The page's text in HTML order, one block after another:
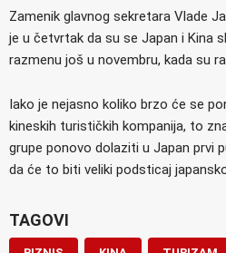
Zamenik glavnog sekretara Vlade
je u četvrtak da su se Japan i Kina
razmenu još u novembru, kada su
Iako je nejasno koliko brzo će se
kineskih turističkih kompanija, to
grupe ponovo dolaziti u Japan prvi
da će to biti veliki podsticaj
TAGOVI